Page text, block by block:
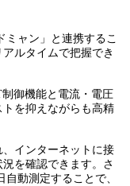
ミャン」と連携するこ
ルタイムで把握でき
御機能と電流・電圧
を抑えながらも高精
インターネットに接
を確認できます。さ
動測定することで、